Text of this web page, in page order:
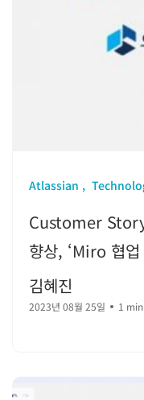
Atlassian
Customer
향상, ‘Miro 협업
김혜진
2023년 08월 25일 1